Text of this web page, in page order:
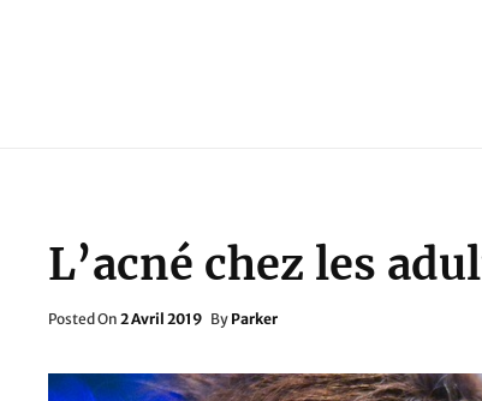
L’acné chez les
Posted On Posted
2 Avril 2019 By Parker